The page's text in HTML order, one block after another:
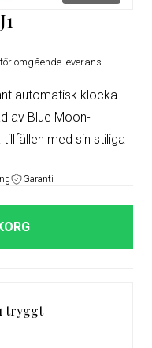
omgående leverans.
automatisk klocka
av Blue Moon-
med sin stiliga
Garanti
tryggt